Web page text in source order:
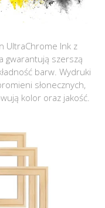
UltraChrome Ink z
gwarantują szerszą
barw. Wydruki
słonecznych,
kolor oraz jakość.